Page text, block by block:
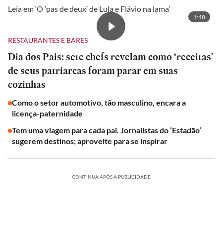
Leia em ‘O ‘pas de deux’ de Lula e Flávio na lama’
1:48
RESTAURANTES E BARES
Dia dos Pais: sete chefs revelam como ‘receitas’
de seus patriarcas foram parar em suas
cozinhas
Como o setor automotivo, tão masculino, encara a
licença-paternidade
Tem uma viagem para cada pai. Jornalistas do ‘Estadão’
sugerem destinos; aproveite para se inspirar
CONTINUA APÓS A PUBLICIDADE